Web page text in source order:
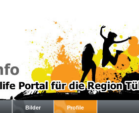
Bilder Profile